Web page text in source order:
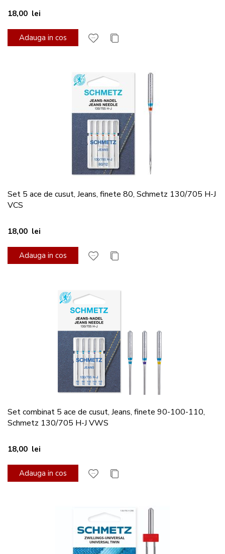
18,00 lei
Adauga in cos
Set 5 ace de cusut, Jeans, finete 80, Schmetz 130/705 H-J
VCS
18,00 lei
Adauga in cos
Set combinat 5 ace de cusut, Jeans, finete 90-100-110,
Schmetz 130/705 H-J VWS
18,00 lei
Adauga in cos